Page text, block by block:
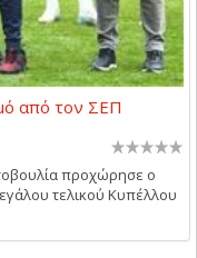
από τον ΣΕΠ
προχώρησε ο
τελικού Κυπέλλου